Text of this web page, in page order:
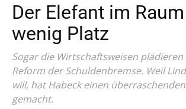
Der Elefant im
wenig Platz
Sogar die Wirtschaftsweisen
Reform der Schuldenbremse. Weil
will, hat Habeck einen
gemacht.